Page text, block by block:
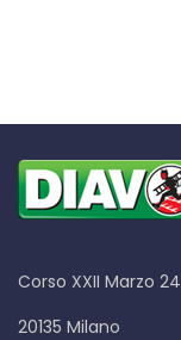
Corso XXII Marzo 24
20135 Milano